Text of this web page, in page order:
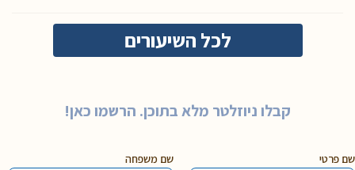
לכל השיעורים
קבלו ניוזלטר מלא בתוכן. הרשמו כאן!
שם פרטי שם משפחה